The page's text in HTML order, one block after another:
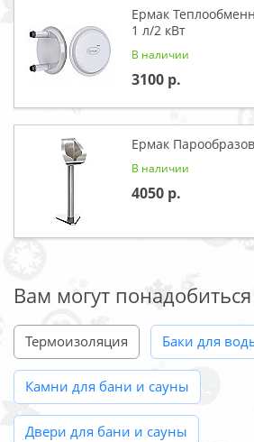
Ермак
1 л/2 кВт
В наличии
3100
Ермак
В наличии
4050
Вам могут понадобиться
Термоизоляция Баки для
Камни для бани и сауны
Двери для бани и сауны